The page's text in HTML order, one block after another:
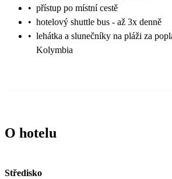
• přístup po místní cestě
• hotelový shuttle bus - až 3x denně
• lehátka a slunečníky na pláži za
Kolymbia
O hotelu
Středisko